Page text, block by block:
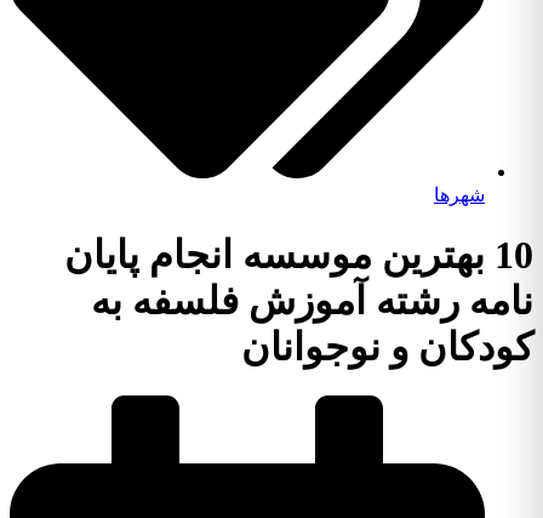
شهرها
10 بهترین موسسه انجام پایان
نامه رشته آموزش فلسفه به
کودکان و نوجوانان